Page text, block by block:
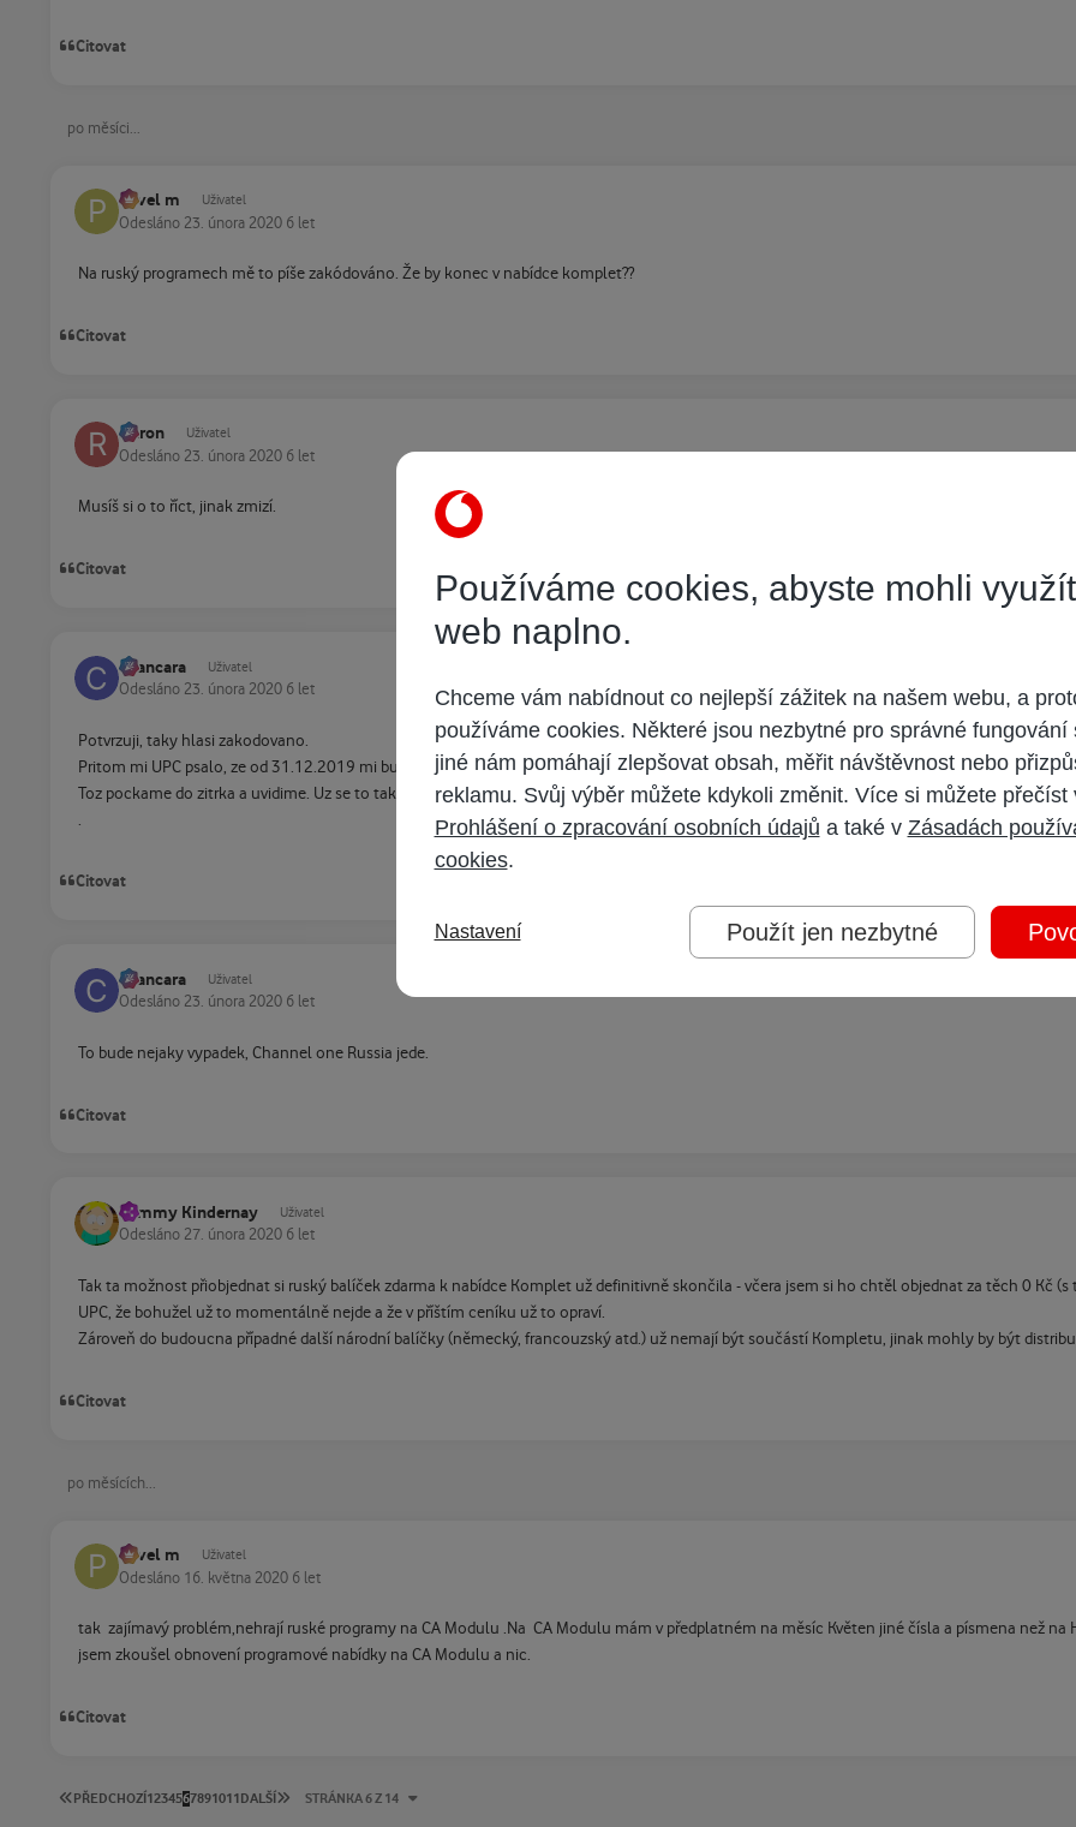
Citovat
po měsíci...
Pavel m Uživatel
Odesláno 23. února 2020 6 let
Na ruský programech mě to píše zakódováno. Že by konec v nabídce komplet??
Citovat
retron Uživatel
Odesláno 23. února 2020 6 let
Musíš si o to říct, jinak zmizí.
Citovat
cvancara Uživatel
Odesláno 23. února 2020 6 let
Potvrzuji, taky hlasi zakodovano.
Pritom mi UPC psalo, ze od 31.12.2019 mi bude aktivovan (schvalne mam schovany printscreen obrazovky) a celou dobu to jelo.
Toz pockame do zitrka a uvidime. Uz se to takhle parkrat stalo.
.
Citovat
cvancara Uživatel
Odesláno 23. února 2020 6 let
To bude nejaky vypadek, Channel one Russia jede.
Citovat
Tommy Kindernay Uživatel
Odesláno 27. února 2020 6 let
Tak ta možnost přiobjednat si ruský balíček zdarma k nabídce Komplet už definitivně skončila - včera jsem si ho chtěl objednat za těch 0 Kč
UPC, že bohužel už to momentálně nejde a že v příštím ceníku už to opraví.
Zároveň do budoucna případné další národní balíčky (německý, francouzský atd.) už nemají být součástí Kompletu, jinak mohly by být
Citovat
po měsících...
Pavel m Uživatel
Odesláno 16. května 2020 6 let
tak zajímavý problém,nehrají ruské programy na CA Modulu .Na CA Modulu mám v předplatném na měsíc Květen jiné čísla a písmena než
jsem zkoušel obnovení programové nabídky na CA Modulu a nic.
Citovat
PRVNÍ STRÁNKA
PŘEDCHOZÍ1234567891011DALŠÍ POSLEDNÍ STRÁNKA
STRÁNKA 6 Z 14
Používáme cookies, abyste mohli
web naplno.
Chceme vám nabídnout co nejlepší zážitek na našem webu, a
používáme cookies. Některé jsou nezbytné pro správné fungování
jiné nám pomáhají zlepšovat obsah, měřit návštěvnost nebo
reklamu. Svůj výběr můžete kdykoli změnit. Více si můžete přečíst
Prohlášení o zpracování osobních údajů a také v Zásadách
cookies.
Použít jen nezbytné
Nastavení